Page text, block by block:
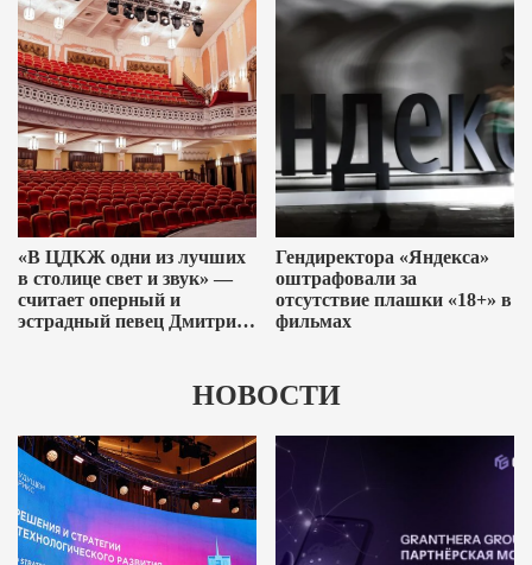
лауреата Нобелевской
премии Эрнеста
Хемингуэя
«В ЦДКЖ одни из лучших
в столице свет и звук» —
считает оперный и
эстрадный певец Дмитрий
Гендиректора «Яндекса»
оштрафовали за
отсутствие плашки «18+» в
фильмах
НОВОСТИ